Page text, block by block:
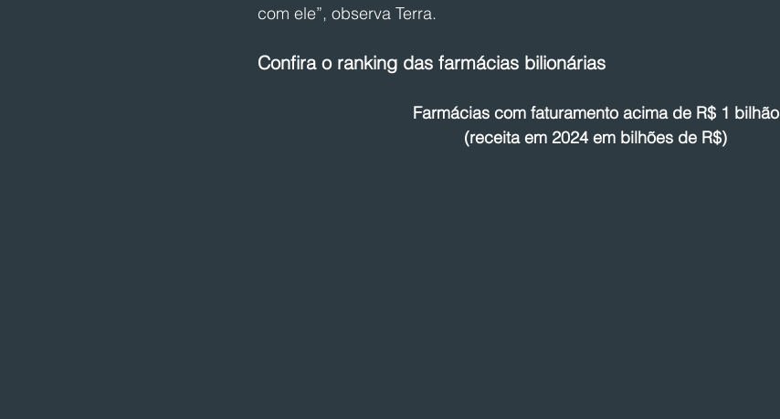
com ele”, observa Terra.
Confira o ranking das farmácias bilionárias
Farmácias com faturamento acima de R$ 1 bilhão
(receita em 2024 em bilhões de R$)